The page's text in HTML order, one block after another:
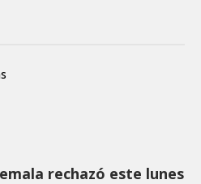
rechazó este lunes